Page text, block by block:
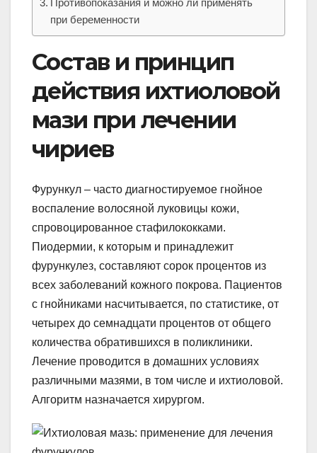
Противопоказания и можно ли применять
при беременности
Состав и принцип
действия ихтиоловой
мази при лечении
чириев
Фурункул – часто диагностируемое гнойное
воспаление волосяной луковицы кожи,
спровоцированное стафилококками.
Пиодермии, к которым и принадлежит
фурункулез, составляют сорок процентов из
всех заболеваний кожного покрова. Пациентов
с гнойниками насчитывается, по статистике, от
четырех до семнадцати процентов от общего
количества обратившихся в поликлиники.
Лечение проводится в домашних условиях
различными мазями, в том числе и ихтиоловой.
Алгоритм назначается хирургом.